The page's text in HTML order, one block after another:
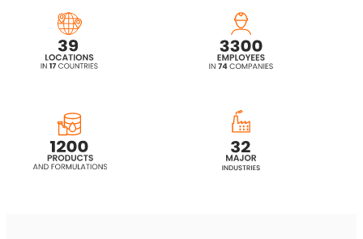
Rokopol F3000 (Poliéter poliol)
Rokopol® FS3610